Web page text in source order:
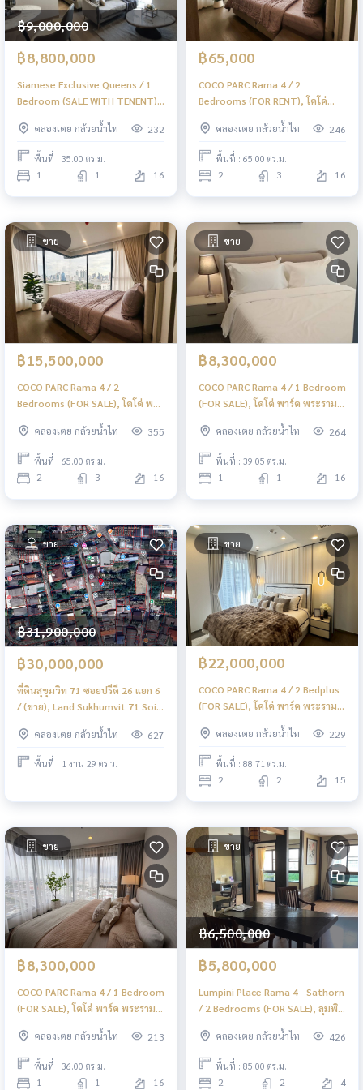
฿9,000,000
฿8,800,000
Siamese Exclusive Queens / 1
Bedroom (SALE WITH TENENT),
ไซมิส เอ๊กซ์คลูซีพ ควีนส์ / 1 ห้อง
นอน (ขายพร้อมผู้เช่า) BJ044
คลองเตย กล้วยน้ำไท 232
พื้นที่ : 35.00 ตร.ม.
1 1 16
฿65,000
COCO PARC Rama 4 / 2
Bedrooms (FOR RENT), โคโค่
พาร์ค พระราม 4 / 2 ห้องนอน (เช่า)
BL024คลองเตย กล้วยน้ำไท 246
พื้นที่ : 65.00 ตร.ม.
2 3 16
ขาย
฿15,500,000
COCO PARC Rama 4 / 2
Bedrooms (FOR SALE), โคโค่ พาร์
ค พระราม 4 / 2 ห้องนอน (ขาย)
BL024คลองเตย กล้วยน้ำไท 355
พื้นที่ : 65.00 ตร.ม.
2 3 16
ขาย
฿8,300,000
COCO PARC Rama 4 / 1 Bedroom
(FOR SALE), โคโค่ พาร์ค พระราม 4
/ 1 ห้องนอน (ขาย) BL042
คลองเตย กล้วยน้ำไท
264
พื้นที่ : 39.05 ตร.ม.
1 1 16
ขาย
฿31,900,000
฿30,000,000
ที่ดินสุขุมวิท 71 ซอยปรีดี 26 แยก 6
/ (ขาย), Land Sukhumvit 71 Soi
คลองเตย กล้วยน้ำไท
627
พื้นที่ : 1 งาน 29 ตร.ว.
ขาย
฿22,000,000
COCO PARC Rama 4 / 2 Bedplus
(FOR SALE), โคโค่ พาร์ค พระราม 4
/ 2 ห้องนอน พลัส (ขาย) BL041
คลองเตย กล้วยน้ำไท
229
พื้นที่ : 88.71 ตร.ม.
2 2 15
ขาย
฿8,300,000
COCO PARC Rama 4 / 1 Bedroom
(FOR SALE), โคโค่ พาร์ค พระราม 4
/ 1 ห้องนอน (ขาย) BL040
คลองเตย กล้วยน้ำไท
213
พื้นที่ : 36.00 ตร.ม.
1 1 16
ขาย
฿6,500,000
฿5,800,000
Lumpini Place Rama 4 - Sathorn
/ 2 Bedrooms (FOR SALE), ลุมพินี
เพลส พระราม 4 - สาทร / 2 ห้อง
นอน (ขาย) DO684
คลองเตย กล้วยน้ำไท 426
พื้นที่ : 85.00 ตร.ม.
2 2 4